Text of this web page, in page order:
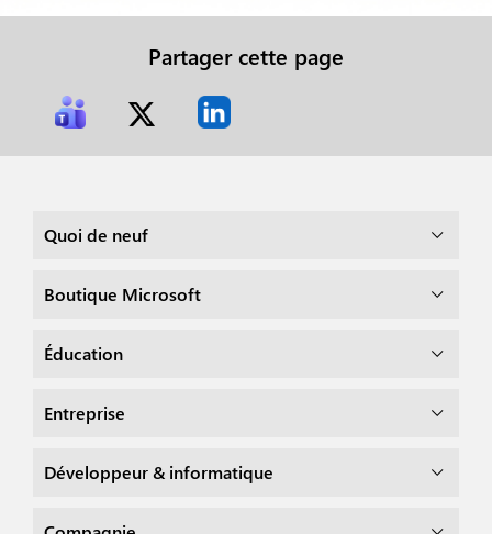
Partager cette page
Quoi de neuf
Boutique Microsoft
Éducation
Entreprise
Développeur & informatique